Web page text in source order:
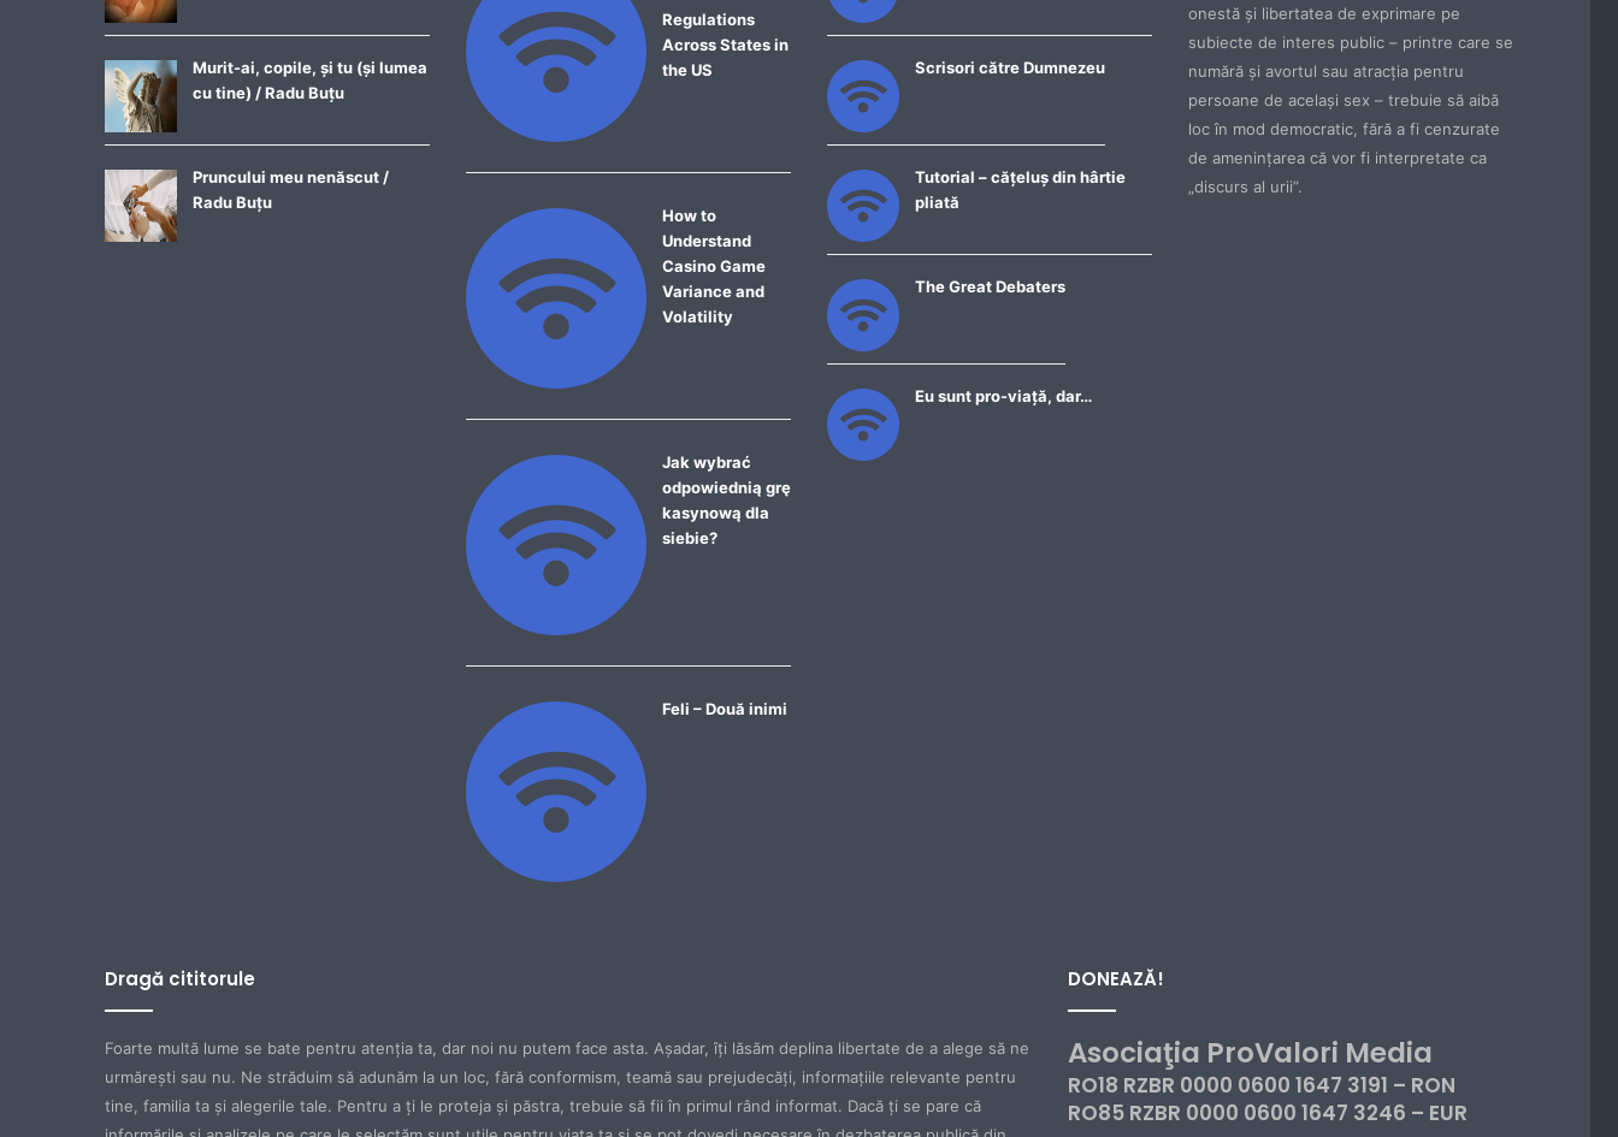
Murit-ai, copile, și tu (și lumea
cu tine) / Radu Buțu
Pruncului meu nenăscut /
Radu Buțu
Regulations
Across States in
the US
How to
Understand
Casino Game
Variance and
Volatility
Jak wybrać
odpowiednią grę
kasynową dla
siebie?
Feli – Două inimi
Scrisori către Dumnezeu
Tutorial – cățeluș din hârtie
pliată
The Great Debaters
Eu sunt pro-viață, dar…
onestă şi libertatea de exprimare pe
subiecte de interes public – printre care se
numără şi avortul sau atracţia pentru
persoane de acelaşi sex – trebuie să aibă
loc în mod democratic, fără a fi cenzurate
de ameninţarea că vor fi interpretate ca
„discurs al urii”.
Dragă cititorule
Foarte multă lume se bate pentru atenţia ta, dar noi nu putem face asta. Aşadar, îţi lăsăm deplina libertate de a alege să ne
urmăreşti sau nu. Ne străduim să adunăm la un loc, fără conformism, teamă sau prejudecăţi, informaţiile relevante pentru
tine, familia ta şi alegerile tale. Pentru a ţi le proteja şi păstra, trebuie să fii în primul rând informat. Dacă ţi se pare că
DONEAZĂ!
Asociaţia ProValori Media
RO18 RZBR 0000 0600 1647 3191 – RON
RO85 RZBR 0000 0600 1647 3246 – EUR